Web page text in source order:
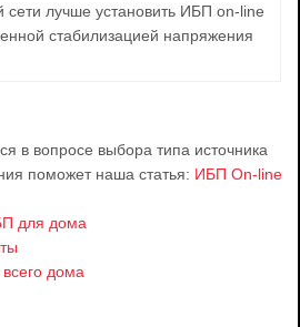
лучше установить ИБП on-line
стабилизацией напряжения
в вопросе выбора типа источника
поможет наша статья: ИБП On-line
для дома
дома